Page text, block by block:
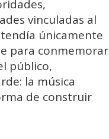
vinculadas al
únicamente
para conmemorar
público,
la música
de construir